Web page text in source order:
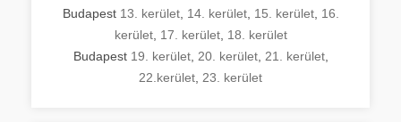
Budapest 13. kerület, 14. kerület, 15. kerület, 16.
kerület, 17. kerület, 18. kerület
Budapest 19. kerület, 20. kerület, 21. kerület,
22.kerület 23. kerület